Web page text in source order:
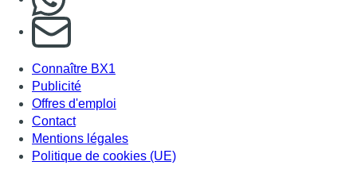
S'abonner à notre newsletter
Connaître BX1
Publicité
Offres d'emploi
Contact
Mentions légales
Politique de cookies (UE)